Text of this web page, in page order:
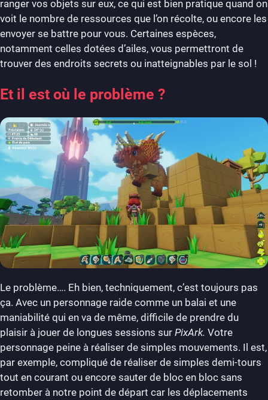
ranger vos objets sur eux, ce qui est bien pratique quand on
voit le nombre de ressources que l’on récolte, ou encore les
envoyer se battre pour vous. Certaines espèces,
notamment celles dotées d’ailes, vous permettront de
trouver des endroits secrets ou inatteignables par le sol !
Et il est où le problème ?
Le problème…. Eh bien, techniquement, c’est toujours pas
ça. Avec un personnage raide comme un balai et une
maniabilité qui en va de même, difficile de prendre du
plaisir à jouer de longues sessions sur PixArk. Votre
personnage peine à réaliser de simples mouvements. Il est,
par exemple, compliqué de réaliser de simples demi-tours
tout en courant ou encore sauter de bloc en bloc sans
retomber à notre point de départ car les déplacements